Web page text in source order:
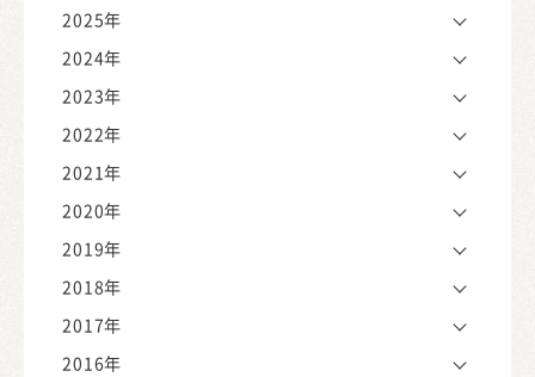
2025年
2024年
2023年
2022年
2021年
2020年
2019年
2018年
2017年
2016年